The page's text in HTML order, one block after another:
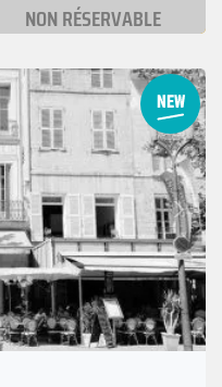
NON RÉSERVABLE
Suivant